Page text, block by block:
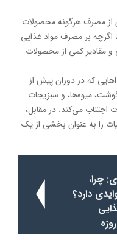
از مصرف هرگونه محصولات
اگرچه بر مصرف مواد غذایی
و مقادیر کمی از محصولات
که در دوران پیش از
میوه‌ها، و سبزیجات
اجتناب می‌کند. در مقابل،
را به عنوان بخشی از یک
چرا،
دارد؟